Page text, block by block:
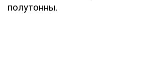
полутонны.